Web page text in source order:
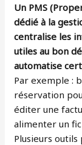
Un PMS
dédié à la
centralise les
utiles au bon
automatise
Par exemple :
réservation
éditer une
alimenter un
Plusieurs